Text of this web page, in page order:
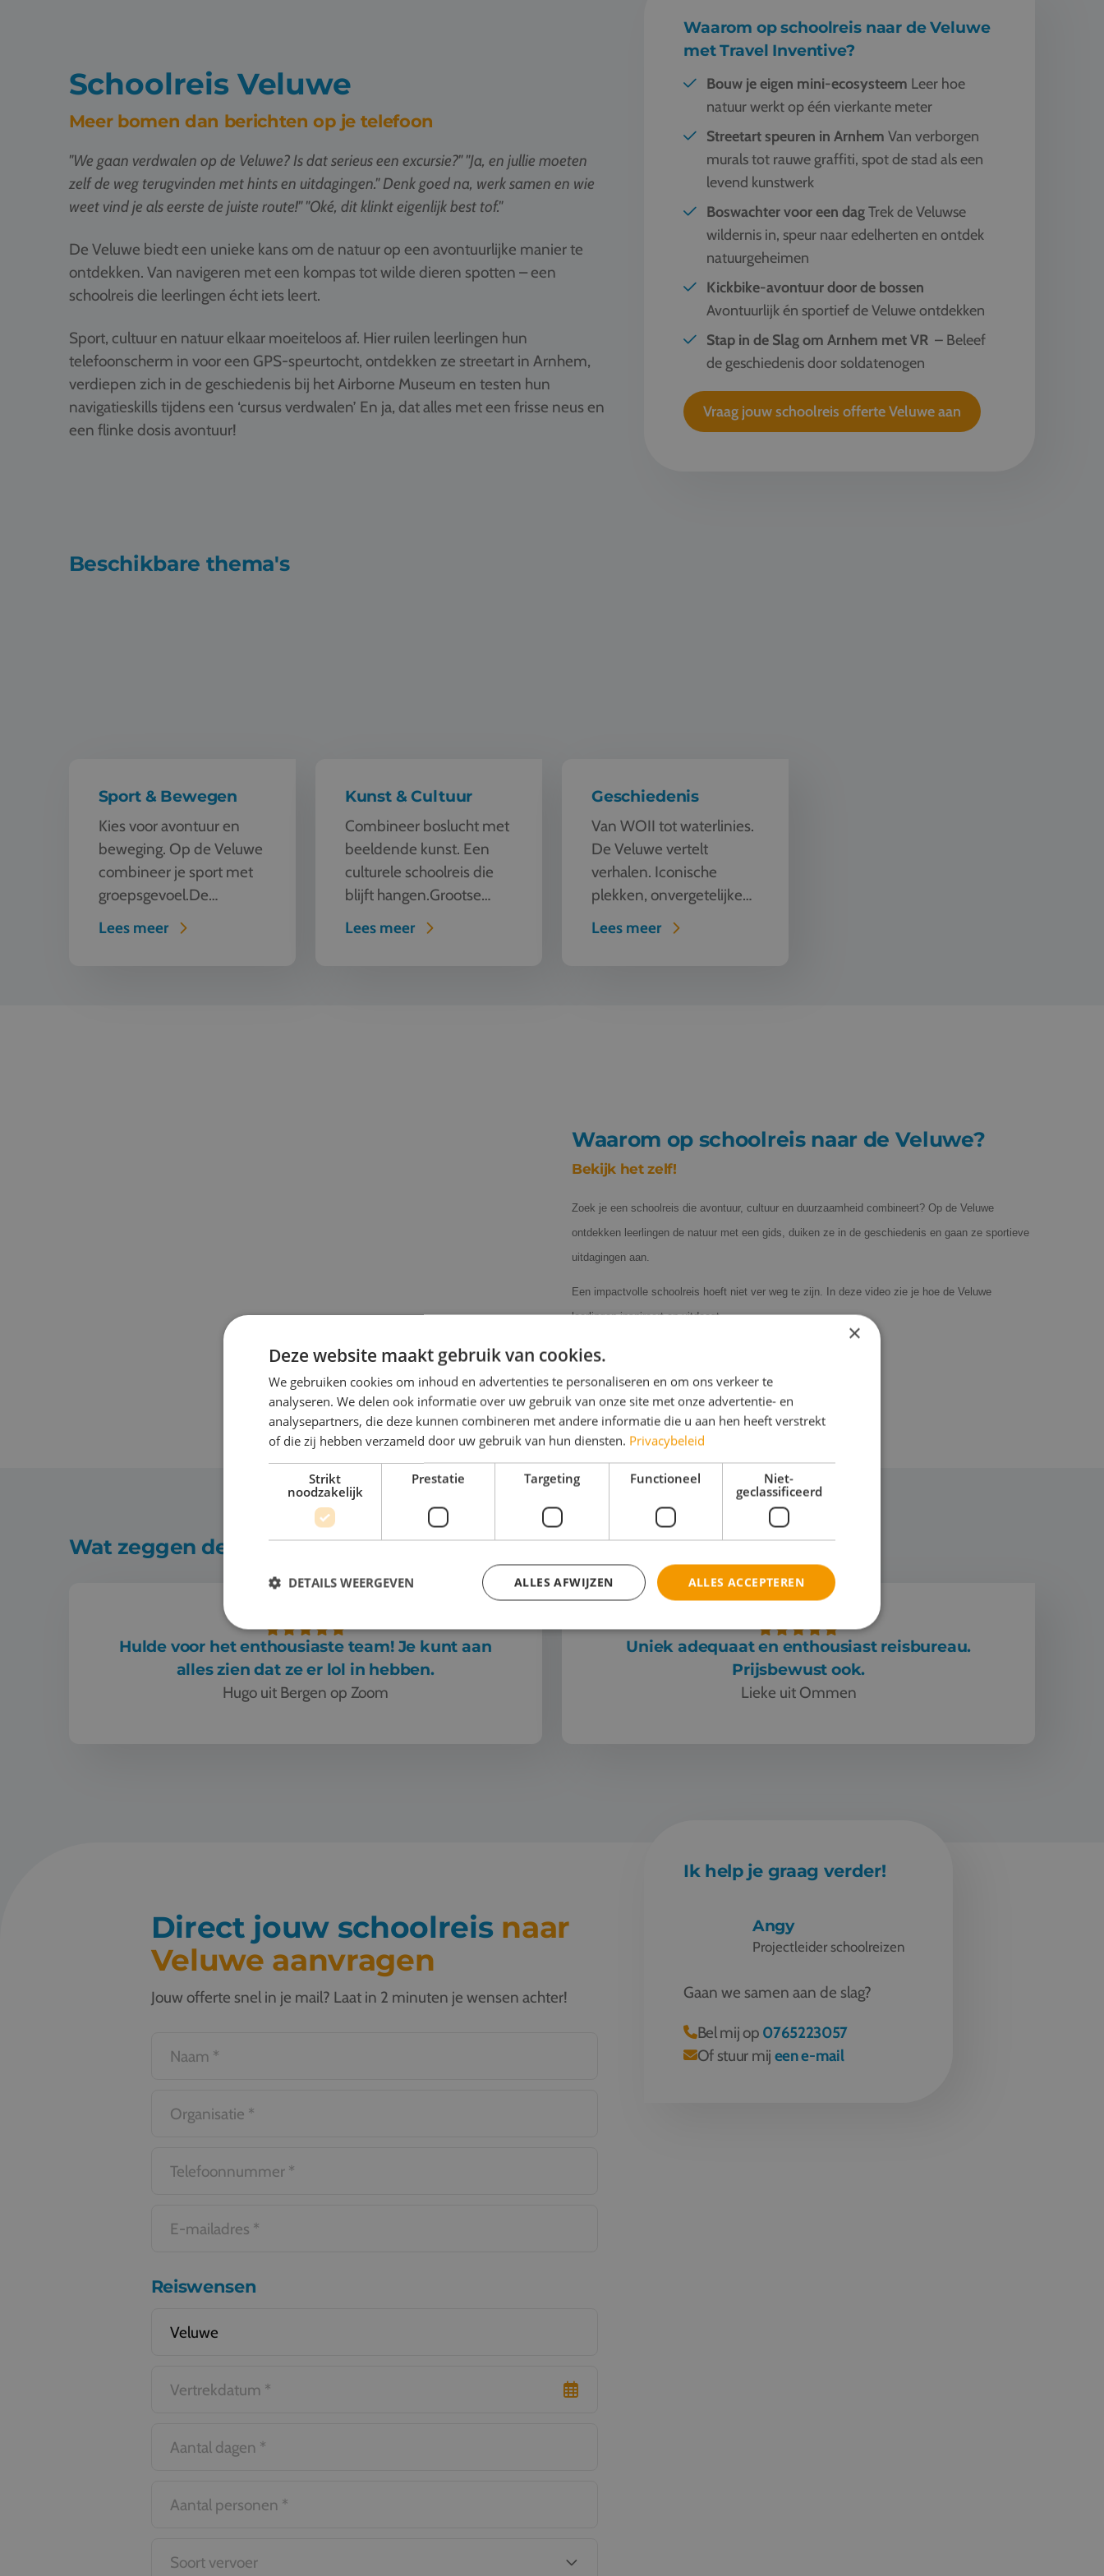
Schoolreis Veluwe
Meer bomen dan berichten op je telefoon
"We gaan verdwalen op de Veluwe? Is dat serieus een excursie?" "Ja, en jullie moeten
zelf de weg terugvinden met hints en uitdagingen." Denk goed na, werk samen en wie
weet vind je als eerste de juiste route!" "Oké, dit klinkt eigenlijk best tof."
De Veluwe biedt een unieke kans om de natuur op een avontuurlijke manier te
ontdekken. Van navigeren met een kompas tot wilde dieren spotten – een
schoolreis die leerlingen écht iets leert.
Sport, cultuur en natuur elkaar moeiteloos af. Hier ruilen leerlingen hun
telefoonscherm in voor een GPS-speurtocht, ontdekken ze streetart in Arnhem,
verdiepen zich in de geschiedenis bij het Airborne Museum en testen hun
navigatieskills tijdens een ‘cursus verdwalen’ En ja, dat alles met een frisse neus en
een flinke dosis avontuur!
Waarom op schoolreis naar de Veluwe
met Travel Inventive?
Bouw je eigen mini-ecosysteem Leer hoe
natuur werkt op één vierkante meter
Streetart speuren in ArnhemVan verborgen
murals tot rauwe graffiti, spot de stad als een
levend kunstwerk
Boswachter voor een dagTrek de Veluwse
wildernis in, speur naar edelherten en ontdek
natuurgeheimen
Kickbike-avontuur door de bossen
Avontuurlijk én sportief de Veluwe ontdekken
Stap in de Slag om Arnhem met VR – Beleef
de geschiedenis door soldatenogen
Vraag jouw schoolreis offerte Veluwe aan
Beschikbare thema's
Sport & Bewegen
Kies voor avontuur en
beweging. Op de Veluwe
combineer je sport met
groepsgevoel.De
klassiekers met impact
Lees meer
Kunst & Cultuur
Combineer boslucht met
beeldende kunst. Een
culturele schoolreis die
blijft hangen.Grootse
kunst op groene grond
Lees meer
Geschiedenis
Van WOII tot waterlinies.
De Veluwe vertelt
verhalen. Iconische
plekken, onvergetelijke
verhalen Airborne
Lees meer
Waarom op schoolreis naar de Veluwe?
Bekijk het zelf!
Zoek je een schoolreis die avontuur, cultuur en duurzaamheid combineert? Op de Veluwe
ontdekken leerlingen de natuur met een gids, duiken ze in de geschiedenis en gaan ze sportieve
uitdagingen aan.
Een impactvolle schoolreis hoeft niet ver weg te zijn. In deze video zie je hoe de Veluwe
leerlingen inspireert en uitdaagt.
Druk op play en laat je verrassen!
Wat zeggen de docenten?
Hulde voor het enthousiaste team! Je kunt aan
alles zien dat ze er lol in hebben.
Hugo uit Bergen op Zoom
Uniek adequaat en enthousiast reisbureau.
Prijsbewust ook.
Lieke uit Ommen
Direct jouw schoolreis naar
Veluwe aanvragen
Jouw offerte snel in je mail? Laat in 2 minuten je wensen achter!
Reiswensen
Ik help je graag verder!
Angy
Projectleider schoolreizen
Gaan we samen aan de slag?
Bel mij op 0765223057
Of stuur mij een e-mail
×
Deze website maakt gebruik van cookies.
We gebruiken cookies om inhoud en advertenties te personaliseren en om ons verkeer te
analyseren. We delen ook informatie over uw gebruik van onze site met onze advertentie- en
analysepartners, die deze kunnen combineren met andere informatie die u aan hen heeft verstrekt
of die zij hebben verzameld door uw gebruik van hun diensten. Privacybeleid
Strikt
noodzakelijk
Prestatie Targeting Functioneel
Niet-
geclassificeerd
ALLES ACCEPTEREN
ALLES AFWIJZEN
DETAILS WEERGEVEN